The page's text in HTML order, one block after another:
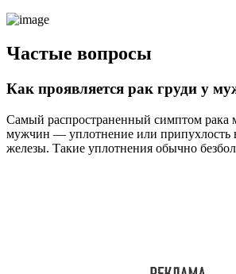
Частые вопросы
Как проявляется рак груди у
Самый распространенный симптом рака
мужчин — уплотнение или припухлость
железы. Такие уплотнения обычно